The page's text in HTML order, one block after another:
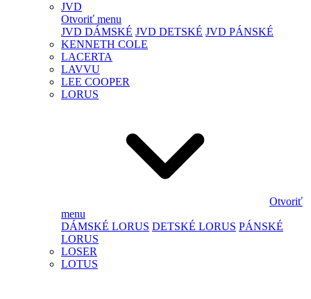
JVD
Otvoriť menu
JVD DÁMSKÉ JVD DETSKÉ JVD PÁNSKÉ
KENNETH COLE
LACERTA
LAVVU
LEE COOPER
LORUS
Otvoriť
menu
DÁMSKÉ LORUS DETSKÉ LORUS PÁNSKÉ
LORUS
LOSER
LOTUS